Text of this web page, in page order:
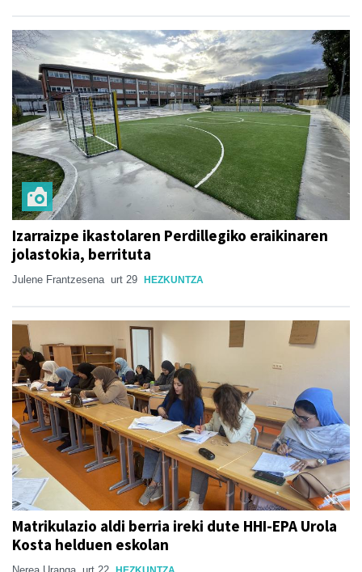
Izarraizpe ikastolaren Perdillegiko eraikinaren
jolastokia, berrituta
Julene Frantzesena urt 29 HEZKUNTZA
Matrikulazio aldi berria ireki dute HHI-EPA Urola
Kosta helduen eskolan